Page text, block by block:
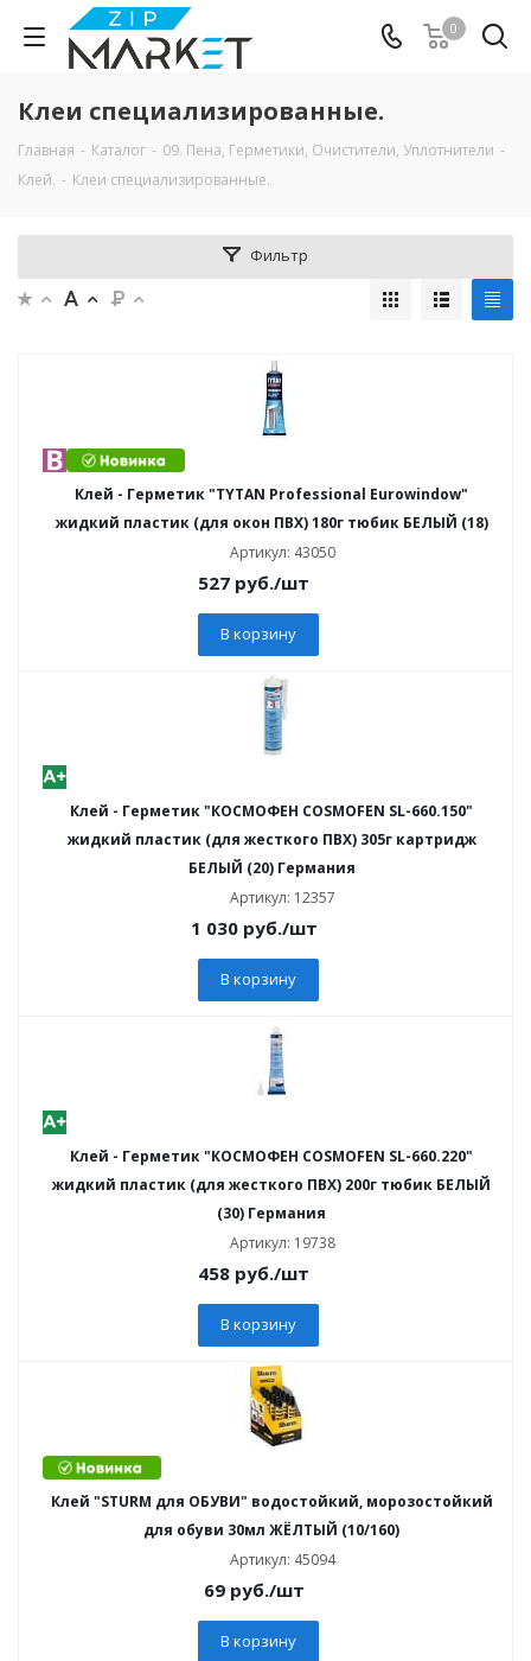
0
Клеи специализированные.
Главная - Каталог - 09. Пена, Герметики, Очистители, Уплотнители -
Клей. - Клеи специализированные.
Фильтр
Клей - Герметик "TYTAN Professional Eurowindow"
жидкий пластик (для окон ПВХ) 180г тюбик БЕЛЫЙ (18)
Артикул: 43050
527 руб./шт
В корзину
Клей - Герметик "КОСМОФЕН COSMOFEN SL-660.150"
жидкий пластик (для жесткого ПВХ) 305г картридж
БЕЛЫЙ (20) Германия
Артикул: 12357
1 030руб./шт
В корзину
Клей - Герметик "КОСМОФЕН COSMOFEN SL-660.220"
жидкий пластик (для жесткого ПВХ) 200г тюбик БЕЛЫЙ
(30) Германия
Артикул: 19738
458 руб./шт
В корзину
Клей "STURM для ОБУВИ" водостойкий, морозостойкий
для обуви 30мл ЖЁЛТЫЙ (10/160)
Артикул: 45094
69руб./шт
В корзину